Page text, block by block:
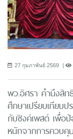
27 กุมภาพันธ์ 2569
พว.อิศรา คำนึงสิท
ศึกษาเปรียบเทียบ
กับซิงค์เพสต์ เพื่อป้
หนักจากการควบคุ